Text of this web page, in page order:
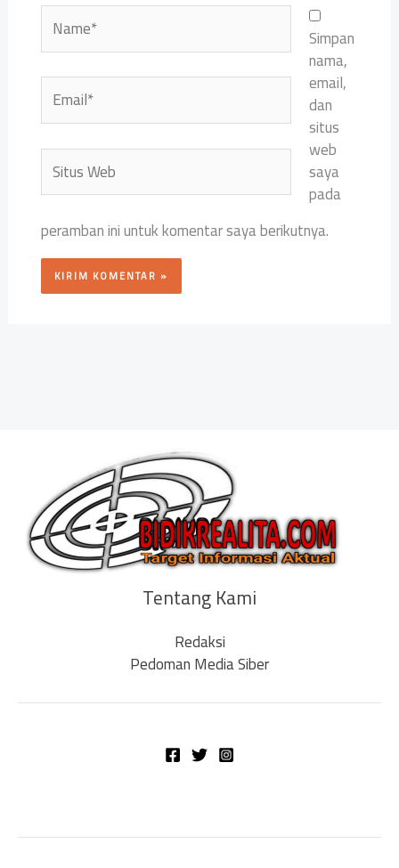
Name*
Email*
Situs
Web
Simpan
nama,
email,
dan
situs
web
saya
pada
peramban ini untuk komentar saya berikutnya.
Tentang Kami
Redaksi
Pedoman Media Siber